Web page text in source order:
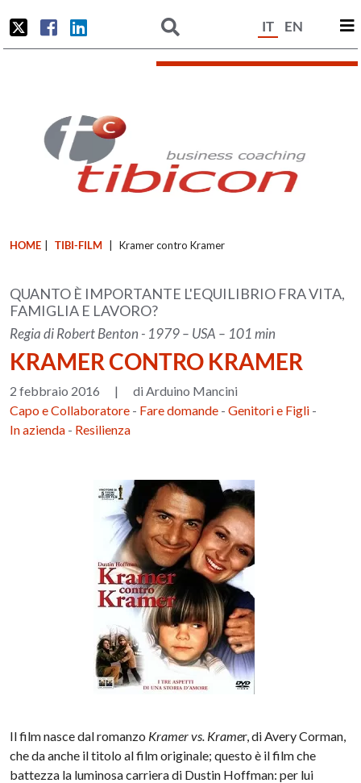
IT EN
HOME TIBI-FILM Kramer contro Kramer
QUANTO È IMPORTANTE L'EQUILIBRIO FRA VITA,
FAMIGLIA E LAVORO?
Regia di Robert Benton - 1979 – USA – 101 min
KRAMER CONTRO KRAMER
2 febbraio 2016 |
di Arduino Mancini
Capo e Collaboratore - Fare domande -Genitori e Figli -
In azienda - Resilienza
Il film nasce dal romanzo Kramer vs. Kramer, di Avery Corman,
che da anche il titolo al film originale; questo è il film che
battezza la luminosa carriera di Dustin Hoffman: per lui